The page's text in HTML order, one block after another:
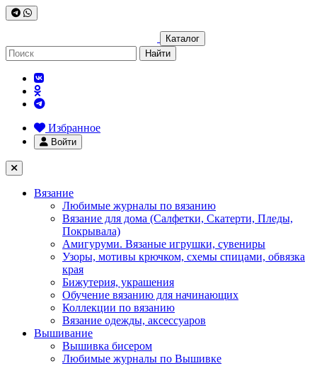
Каталог
Найти
Избранное
Войти
Вязание
Любимые журналы по вязанию
Вязание для дома (Салфетки, Скатерти, Пледы,
Покрывала)
Амигуруми. Вязаные игрушки, сувениры
Узоры, мотивы крючком, схемы спицами, обвязка
края
Бижутерия, украшения
Обучение вязанию для начинающих
Коллекции по вязанию
Вязание одежды, аксессуаров
Вышивание
Вышивка бисером
Любимые журналы по Вышивке